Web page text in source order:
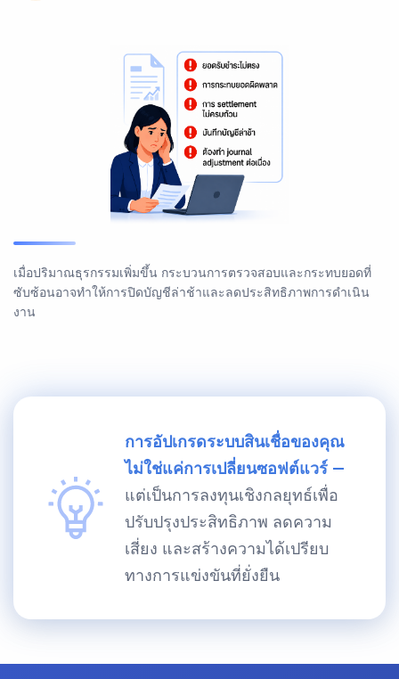
เมื่อปริมาณธุรกรรมเพิ่มขึ้น กระบวนการตรวจสอบและกระทบยอดที่
ซับซ้อนอาจทำให้การปิดบัญชีล่าช้าและลดประสิทธิภาพการดำเนิน
งาน
การอัปเกรดระบบสินเชื่อของคุณ
ไม่ใช่แค่การเปลี่ยนซอฟต์แวร์ —
แต่เป็นการลงทุนเชิงกลยุทธ์เพื่อ
ปรับปรุงประสิทธิภาพ ลดความ
เสี่ยง และสร้างความได้เปรียบ
ทางการแข่งขันที่ยั่งยืน